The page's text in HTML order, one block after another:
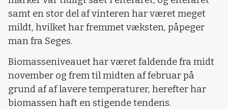
samt en stor del af vinteren har været meget
mildt, hvilket har fremmet væksten, påpeger
man fra Seges.
Biomasseniveauet har været faldende fra midt
november og frem til midten af februar på
grund af af lavere temperaturer, herefter har
biomassen haft en stigende tendens.